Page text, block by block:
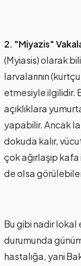
2. "Miyazis"
(Myiasis) olarak
larvalarının
etmesiyle ilgilidir.
açıklıklara
yapabilir. Ancak
dokuda kalır,
çok ağırlaşıp
de olsa
Bu gibi nadir lokal
durumunda
hastalığa, yani